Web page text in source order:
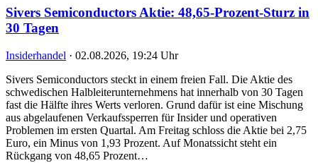
Sivers Semiconductors Aktie: 48,65-Prozent-Sturz in
30 Tagen
Insiderhandel · 02.08.2026, 19:24 Uhr
Sivers Semiconductors steckt in einem freien Fall. Die Aktie des
schwedischen Halbleiterunternehmens hat innerhalb von 30 Tagen
fast die Hälfte ihres Werts verloren. Grund dafür ist eine Mischung
aus abgelaufenen Verkaufssperren für Insider und operativen
Problemen im ersten Quartal. Am Freitag schloss die Aktie bei 2,75
Euro, ein Minus von 1,93 Prozent. Auf Monatssicht steht ein
Rückgang von 48,65 Prozent…